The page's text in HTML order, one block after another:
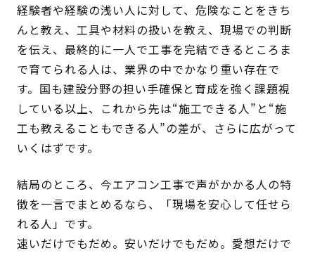
経験者や経験の浅い人に対して、危険なことをきち
んと教え、工具や材料の扱いを教え、現場での判断
を伝え、最終的に一人で工事を完結できるところま
で育てられる人は、業界の中でかなり重い存在で
す。国も建設分野の担い手確保と育成を強く課題視
している以上、これから先は“施工できる人”と“施
工も教えることもできる人”の差が、さらに広がって
いくはずです。
結局のところ、今エアコン工事で声がかかる人の特
徴を一言でまとめるなら、「現場を安心して任せら
れる人」です。
速いだけでもだめ。安いだけでもだめ。愛想だけで